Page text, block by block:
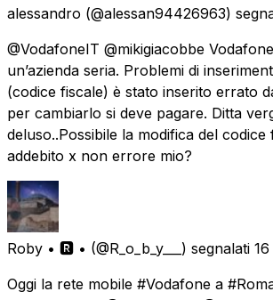
alessandro (@alessan94426963)
@VodafoneIT @mikigiacobbe
un’azienda seria. Problemi di
(codice fiscale) è stato inserito errato
per cambiarlo si deve pagare. Ditta
deluso..Possibile la modifica del codice
addebito x non errore mio?
Roby • 🆁 • (@R_o_b_y___) segnalati
Oggi la rete mobile #Vodafone a